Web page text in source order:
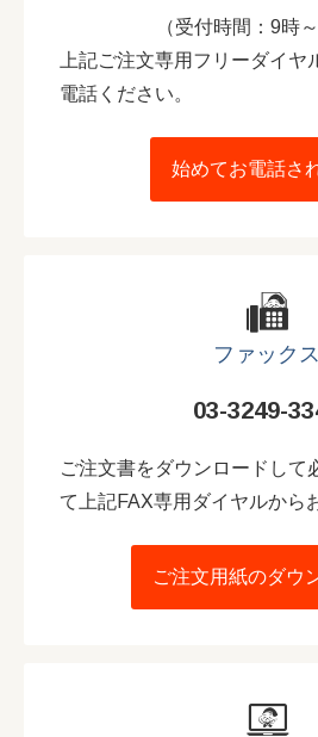
（受付時間：9時
上記ご注文専用フリーダイヤ
電話ください。
始めてお電話さ
ファックス
03-3249-
ご注文書をダウンロードして
て上記FAX専用ダイヤルから
ご注文用紙のダウ